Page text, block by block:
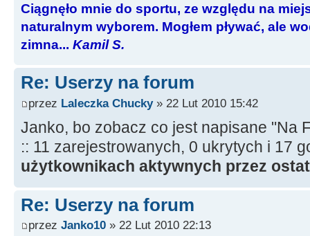
Ciągnęło mnie do sportu, ze względu na
naturalnym wyborem. Mogłem pływać, ale
zimna... Kamil S.
Re: Userzy na forum
przez Laleczka Chucky» 22 Lut 2010 15:42
Janko, bo zobacz co jest napisane "Na
:: 11 zarejestrowanych, 0 ukrytych i 17
użytkownikach aktywnych przez
Re: Userzy na forum
przez Janko10 » 22 Lut 2010 22:13